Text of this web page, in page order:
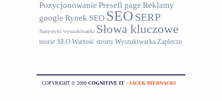
Pozycjonowanie Presell page Reklamy
google Rynek SEO SEO SERP
Statystyki wyszukiwarki Słowa kluczowe
teorie SEOWartość stronyWyszukiwarka Zaplecze
COPYRIGHT © 2009 COGNITIVE IT - JACEK BIERNACKI